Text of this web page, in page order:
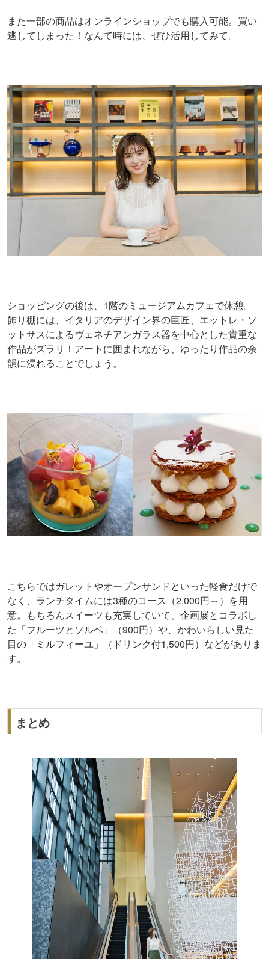
また一部の商品はオンラインショップでも購入可能。買い
逃してしまった！なんて時には、ぜひ活用してみて。
ショッピングの後は、1階のミュージアムカフェで休憩。
飾り棚には、イタリアのデザイン界の巨匠、エットレ・ソ
ットサスによるヴェネチアンガラス器を中心とした貴重な
作品がズラリ！アートに囲まれながら、ゆったり作品の余
韻に浸れることでしょう。
こちらではガレットやオープンサンドといった軽食だけで
なく、ランチタイムには3種のコース（2,000円～）を用
意。もちろんスイーツも充実していて、企画展とコラボし
た「フルーツとソルベ」（900円）や、かわいらしい見た
目の「ミルフィーユ」（ドリンク付1,500円）などがありま
す。
まとめ